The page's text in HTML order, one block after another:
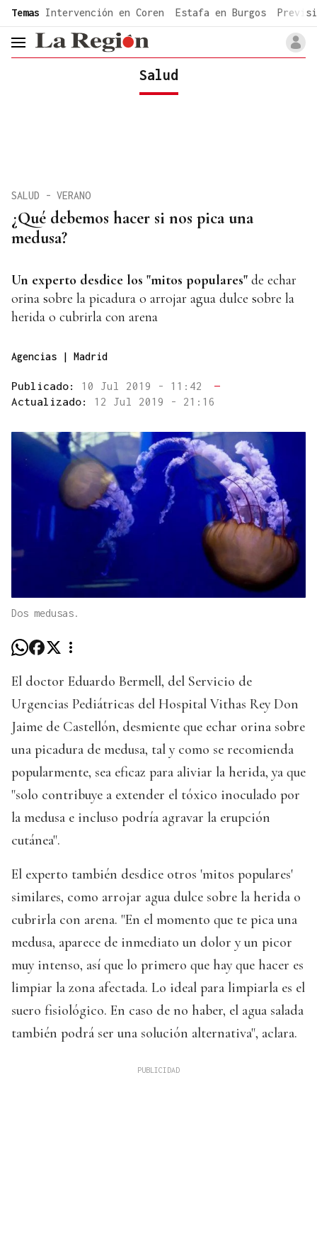
common.go-to-content
Temas Intervención en Coren Estafa en Burgos
header.menu.open
Salud
¿Qué debemos hacer si nos pica una
medusa?
SALUD - VERANO
Un experto desdice los "mitos populares" de echar
orina sobre la picadura o arrojar agua dulce sobre la
herida o cubrirla con arena
Agencias | Madrid
Publicado: 10 Jul 2019 - 11:42
—
Actualizado: 12 Jul 2019 - 21:16
Dos medusas.
El doctor Eduardo Bermell, del Servicio de
Urgencias Pediátricas del Hospital Vithas Rey Don
Jaime de Castellón, desmiente que echar orina sobre
una picadura de medusa, tal y como se recomienda
popularmente, sea eficaz para aliviar la herida, ya que
"solo contribuye a extender el tóxico inoculado por
la medusa e incluso podría agravar la erupción
cutánea".
El experto también desdice otros 'mitos populares'
similares, como arrojar agua dulce sobre la herida o
cubrirla con arena. "En el momento que te pica una
medusa, aparece de inmediato un dolor y un picor
muy intenso, así que lo primero que hay que hacer es
limpiar la zona afectada. Lo ideal para limpiarla es el
suero fisiológico. En caso de no haber, el agua salada
también podrá ser una solución alternativa", aclara.